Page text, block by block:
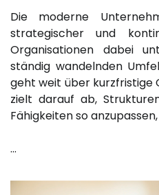
Die moderne
strategischer und
Organisationen dabei
ständig wandelnden
geht weit über kurzfristige
zielt darauf ab,
Fähigkeiten so anzupassen,
…